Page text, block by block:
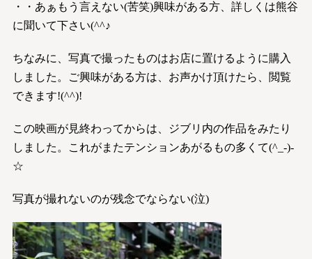
・・ あぁもう言えない(苦笑)興味がある方、詳しくは熊谷
に聞いて下さい(^^♪
ちなみに、写真で撮ったものはお店に置けるように購入
しました。ご興味がある方は、お声かけ頂けたら、閲覧
できます!(^^)!
この映画が見終わってからは、ジブリ内の作品をみたり
しました。これがまたテンションあがるもの多くて(^_-)-
☆
写真が撮れないのが残念でならない(泣)